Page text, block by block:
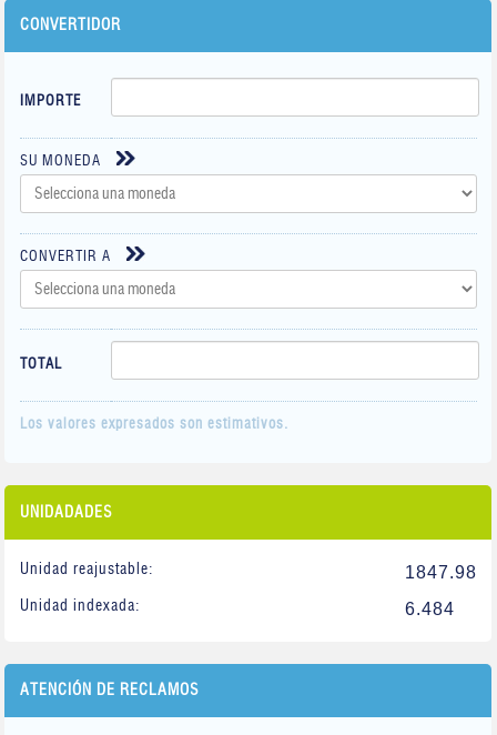
CONVERTIDOR
IMPORTE
SU MONEDA
CONVERTIR A
TOTAL
Los valores expresados son estimativos.
UNIDADADES
Unidad reajustable: 1847.98
Unidad indexada: 6.484
ATENCIÓN DE RECLAMOS